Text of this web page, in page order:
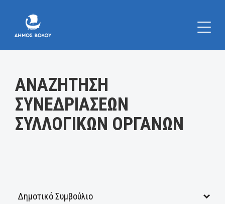
ΑΝΑΖΗΤΗΣΗ
ΣΥΝΕΔΡΙΑΣΕΩΝ
ΣΥΛΛΟΓΙΚΩΝ ΟΡΓΑΝΩΝ